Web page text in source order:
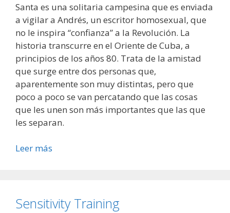
Santa es una solitaria campesina que es enviada
a vigilar a Andrés, un escritor homosexual, que
no le inspira “confianza” a la Revolución. La
historia transcurre en el Oriente de Cuba, a
principios de los años 80. Trata de la amistad
que surge entre dos personas que,
aparentemente son muy distintas, pero que
poco a poco se van percatando que las cosas
que les unen son más importantes que las que
les separan.
Leer más
Sensitivity Training